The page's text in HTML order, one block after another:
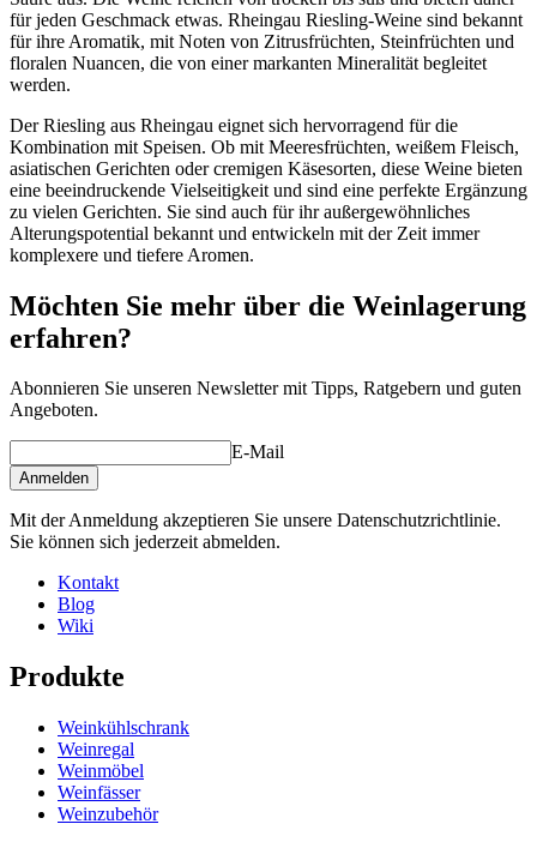
für jeden Geschmack etwas. Rheingau Riesling-Weine sind bekannt
für ihre Aromatik, mit Noten von Zitrusfrüchten, Steinfrüchten und
floralen Nuancen, die von einer markanten Mineralität begleitet
werden.
Der Riesling aus Rheingau eignet sich hervorragend für die
Kombination mit Speisen. Ob mit Meeresfrüchten, weißem Fleisch,
asiatischen Gerichten oder cremigen Käsesorten, diese Weine bieten
eine beeindruckende Vielseitigkeit und sind eine perfekte Ergänzung
zu vielen Gerichten. Sie sind auch für ihr außergewöhnliches
Alterungspotential bekannt und entwickeln mit der Zeit immer
komplexere und tiefere Aromen.
Möchten Sie mehr über die Weinlagerung
erfahren?
Abonnieren Sie unseren Newsletter mit Tipps, Ratgebern und guten
Angeboten.
E-Mail
Anmelden
Mit der Anmeldung akzeptieren Sie unsere Datenschutzrichtlinie.
Sie können sich jederzeit abmelden.
Kontakt
Blog
Wiki
Produkte
Weinkühlschrank
Weinregal
Weinmöbel
Weinfässer
Weinzubehör